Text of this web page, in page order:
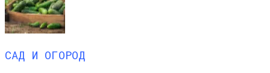
САД И ОГОРОД